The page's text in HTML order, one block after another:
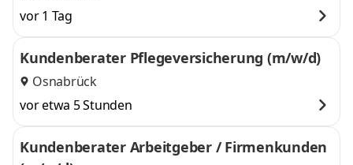
vor 1 Tag
Kundenberater Pflegeversicherung (m/w/d)
Osnabrück
vor etwa 5 Stunden
Kundenberater Arbeitgeber / Firmenkunden